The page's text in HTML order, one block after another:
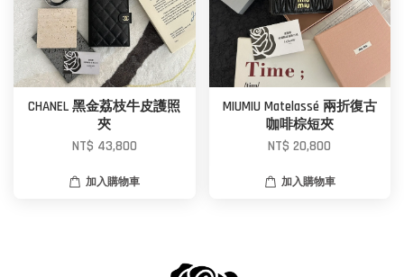
CHANEL 黑金荔枝牛皮護照
夾
NT$ 43,800
加入購物車
MIUMIU Matelassé 兩折復古
咖啡棕短夾
NT$ 20,800
加入購物車